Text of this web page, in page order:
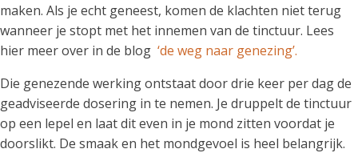
maken. Als je echt geneest, komen de klachten niet terug
wanneer je stopt met het innemen van de tinctuur. Lees
hier meer over in de blog ‘de weg naar genezing’.
Die genezende werking ontstaat door drie keer per dag de
geadviseerde dosering in te nemen. Je druppelt de tinctuur
op een lepel en laat dit even in je mond zitten voordat je
doorslikt. De smaak en het mondgevoel is heel belangrijk.